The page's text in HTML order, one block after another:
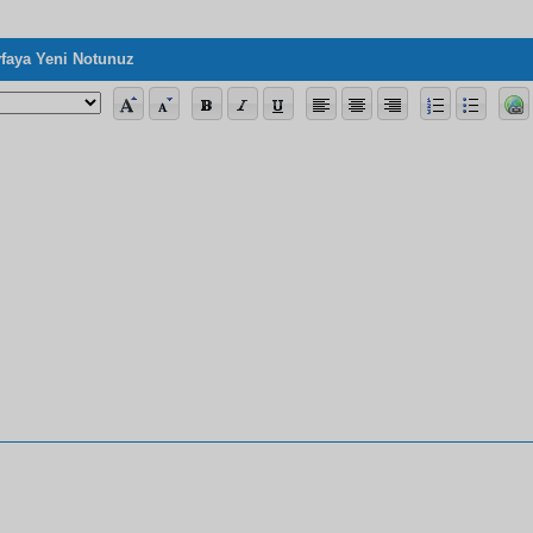
Yeni Notunuz